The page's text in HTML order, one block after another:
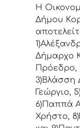
Η
Δήμoυ
Δήμαρχo
Πρόεδρo,
3)Βλάσση
Γεώργιο,
6)Παππά
Χρήστο,